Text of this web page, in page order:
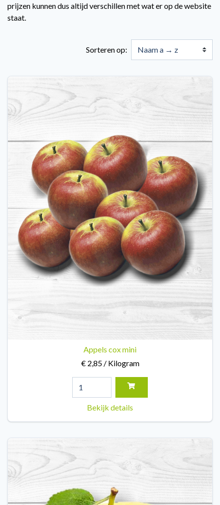
prijzen kunnen dus altijd verschillen met wat er op de website
staat.
Sorteren op:
Appels cox mini
€ 2,85 / Kilogram
Bekijk details